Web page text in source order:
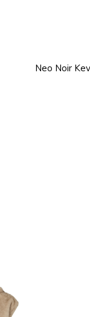
Neo Noir